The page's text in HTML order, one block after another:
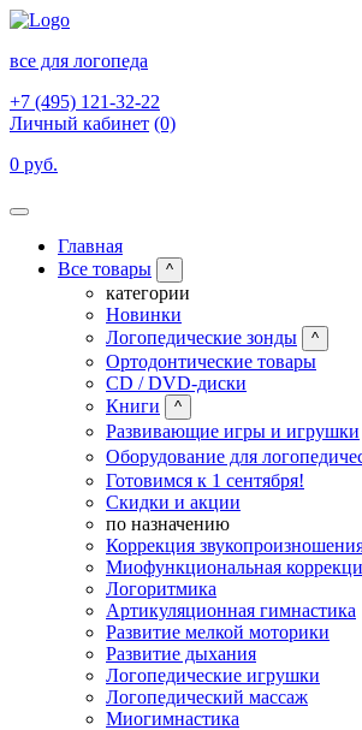
все для логопеда
+7 (495) 121-32-22
Личный кабинет (0)
0 руб.
Главная
Все товары
^
категории
Новинки
Логопедические зонды
^
Ортодонтические товары
CD / DVD-диски
Книги
^
Развивающие игры и игрушки
Оборудование для
Готовимся к 1 сентября!
Скидки и акции
по назначению
Коррекция
Миофункциональная
Логоритмика
Артикуляционная гимнастика
Развитие мелкой моторики
Развитие дыхания
Логопедические игрушки
Логопедический массаж
Миогимнастика